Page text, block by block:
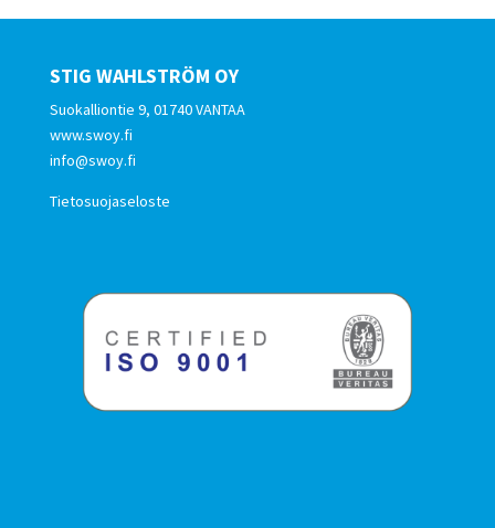
STIG WAHLSTRÖM OY
Suokalliontie 9, 01740 VANTAA
www.swoy.fi
info@swoy.fi
Tietosuojaseloste